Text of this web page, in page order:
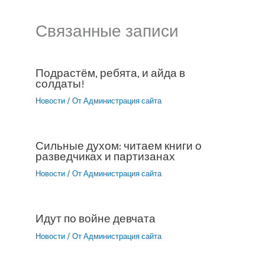
Связанные записи
Подрастём, ребята, и айда в
солдаты!
Новости / От Администрация сайта
Сильные духом: читаем книги о
разведчиках и партизанах
Новости / От Администрация сайта
Идут по войне девчата
Новости / От Администрация сайта